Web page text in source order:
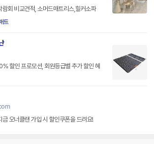
일산 / 마곡 / 송도 / 수원 / 박람회 비교견적, 소머드매트리스,힐커소파
트
할인 프로모션, 회원등급별 추가 할인 혜
오너클랜 가입 시 할인쿠폰을 드려요!